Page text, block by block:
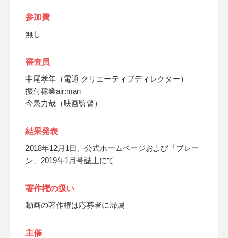
参加費
無し
審査員
中尾孝年（電通 クリエーティブディレクター）
振付稼業air:man
今泉力哉（映画監督）
結果発表
2018年12月1日、公式ホームページおよび「ブレー
ン」2019年1月号誌上にて
著作権の扱い
動画の著作権は応募者に帰属
主催